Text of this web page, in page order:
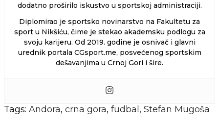
dodatno proširilo iskustvo u sportskoj administraciji.
Diplomirao je sportsko novinarstvo na Fakultetu za
sport u Nikšiću, čime je stekao akademsku podlogu za
svoju karijeru. Od 2019. godine je osnivač i glavni
urednik portala CGsport.me, posvećenog sportskim
dešavanjima u Crnoj Gori i šire.
Tags: Andora, crna gora, fudbal , Stefan Mugoša